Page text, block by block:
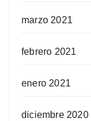
marzo 2021
febrero 2021
enero 2021
diciembre 2020